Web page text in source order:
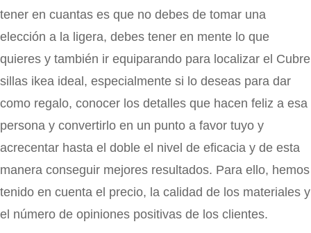
tener en cuantas es que no debes de tomar una
elección a la ligera, debes tener en mente lo que
quieres y también ir equiparando para localizar el Cubre
sillas ikea ideal, especialmente si lo deseas para dar
como regalo, conocer los detalles que hacen feliz a esa
persona y convertirlo en un punto a favor tuyo y
acrecentar hasta el doble el nivel de eficacia y de esta
manera conseguir mejores resultados. Para ello, hemos
tenido en cuenta el precio, la calidad de los materiales y
el número de opiniones positivas de los clientes.